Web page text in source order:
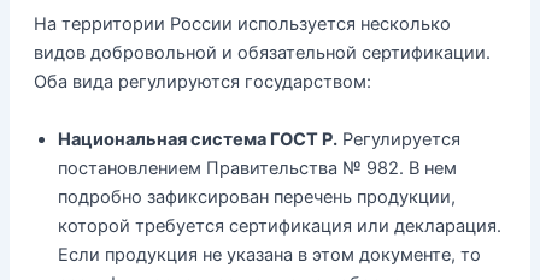
На территории России используется несколько
видов добровольной и обязательной сертификации.
Оба вида регулируются государством:
Национальная система ГОСТ Р.Регулируется
постановлением Правительства № 982. В нем
подробно зафиксирован перечень продукции,
которой требуется сертификация или декларация.
Если продукция не указана в этом документе, то